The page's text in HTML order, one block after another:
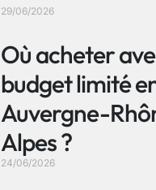
29/06/2026
Où acheter
budget limité
Auvergne-
Alpes ?
24/06/2026